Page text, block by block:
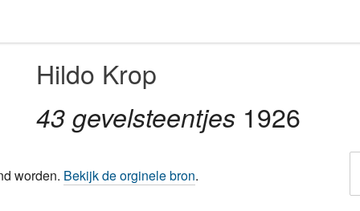
Hildo Krop
43 gevelsteentjes 1926
worden. Bekijk de orginele bron.